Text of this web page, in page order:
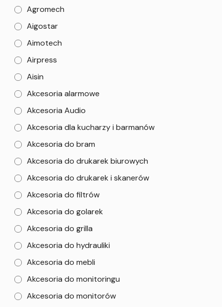
Agromech
Aigostar
Aimotech
Airpress
Aisin
Akcesoria alarmowe
Akcesoria Audio
Akcesoria dla kucharzy i barmanów
Akcesoria do bram
Akcesoria do drukarek biurowych
Akcesoria do drukarek i skanerów
Akcesoria do filtrów
Akcesoria do golarek
Akcesoria do grilla
Akcesoria do hydrauliki
Akcesoria do mebli
Akcesoria do monitoringu
Akcesoria do monitorów